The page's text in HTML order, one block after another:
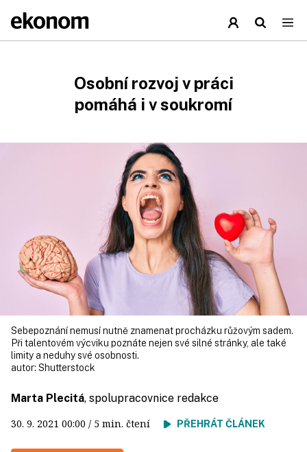
Osobní rozvoj v práci
pomáhá i v soukromí
Sebepoznání nemusí nutně znamenat procházku růžovým sadem.
Při talentovém výcviku poznáte nejen své silné stránky, ale také
limity a neduhy své osobnosti.
autor: Shutterstock
Marta Plecitá, spolupracovnice redakce
30. 9. 2021 00:00 / 5 min. čtení PŘEHRÁT ČLÁNEK